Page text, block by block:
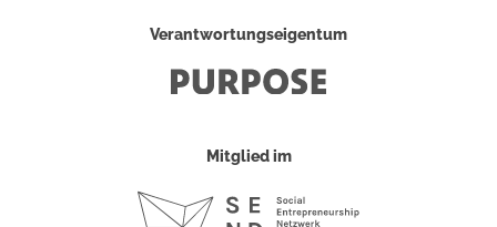
Verantwortungseigentum
Mitglied im